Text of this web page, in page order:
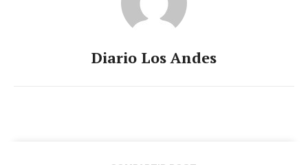
Diario Los Andes